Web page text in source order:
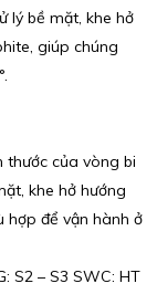
lý bề mặt, khe hở
giúp chúng
thước của vòng bi
khe hở hướng
để vận hành ở
S2 – S3 SWC: HT